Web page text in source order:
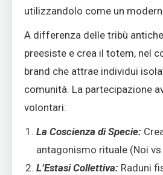
utilizzandolo come un
A differenza delle tribù
preesiste e crea il totem, nel
brand che attrae individui
comunità. La partecipazione
volontari:
La Coscienza di Specie:
antagonismo rituale (Noi
L’Estasi Collettiva: Raduni